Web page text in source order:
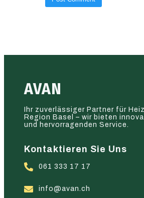
AVAN
Ihr zuverlässiger Partner für
Region Basel – wir bieten
und hervorragenden Service.
Kontaktieren Sie Uns
061 333 17 17
info@avan.ch